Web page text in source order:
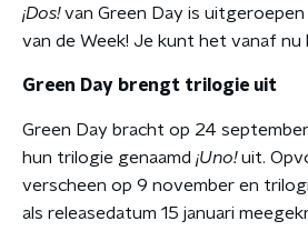
¡Dos!van Green Day is
van de Week! Je kunt het vanaf nu
Green Day brengt trilogie uit
Green Day bracht op 24
hun trilogie genaamd ¡Uno!uit.
verscheen op 9 november en
als releasedatum 15 januari